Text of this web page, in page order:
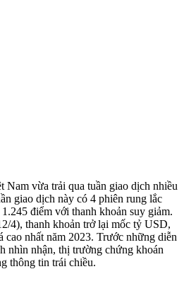
vừa trải qua tuần giao dịch nhiều
giao dịch này có 4 phiên rung lắc
điểm với thanh khoản suy giảm.
4), thanh khoản trở lại mốc tỷ USD,
cao nhất năm 2023. Trước những diễn
nhìn nhận, thị trường chứng khoán
thông tin trái chiều.